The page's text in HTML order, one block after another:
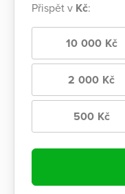
Přispět v Kč:
10 000 Kč
2 000 Kč
500 Kč